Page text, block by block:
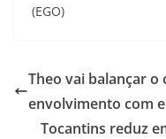
(EGO)
Theo vai balançar o
envolvimento com
Tocantins reduz